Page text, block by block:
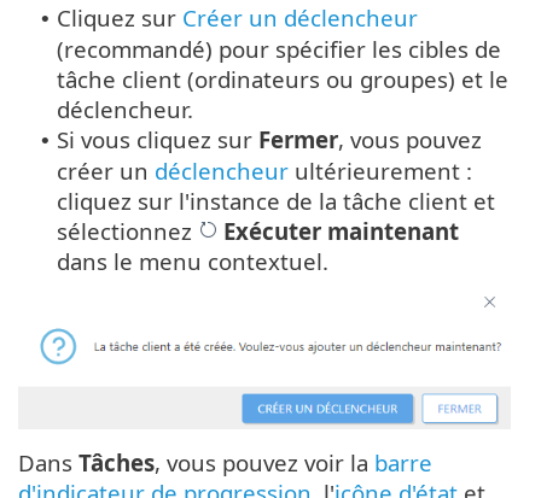
• Cliquez sur Créer un déclencheur
(recommandé) pour spécifier les cibles de
tâche client (ordinateurs ou groupes) et le
déclencheur.
• Si vous cliquez sur Fermer, vous pouvez
créer un déclencheur ultérieurement :
cliquez sur l'instance de la tâche client et
sélectionnez
Exécuter maintenant
dans le menu contextuel.
Dans Tâches, vous pouvez voir la barre